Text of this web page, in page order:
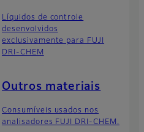
Líquidos de controle
desenvolvidos
exclusivamente para FUJI
DRI-CHEM
Outros materiais
Consumíveis usados nos
analisadores FUJI DRI-CHEM.